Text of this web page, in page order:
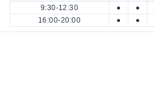
9:30-12:30
● ●
16:00-20:00
● ●